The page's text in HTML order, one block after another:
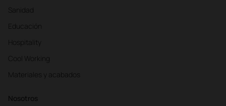
Sanidad
Educación
Hospitality
Cool Working
Materiales y acabados
Nosotros